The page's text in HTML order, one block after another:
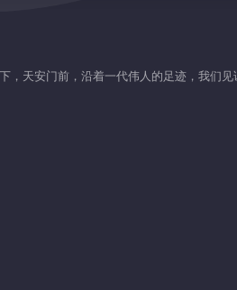
，天安门前，沿着一代伟人的足迹，我们